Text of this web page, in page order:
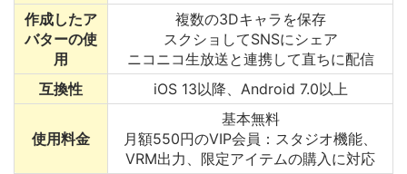
作成したア
バターの使
用
複数の3Dキャラを保存
スクショしてSNSにシェア
ニコニコ生放送と連携して直ちに配信
互換性
iOS 13以降、Android 7.0以上
使用料金
基本無料
月額550円のVIP会員：スタジオ機能、
VRM出力、限定アイテムの購入に対応